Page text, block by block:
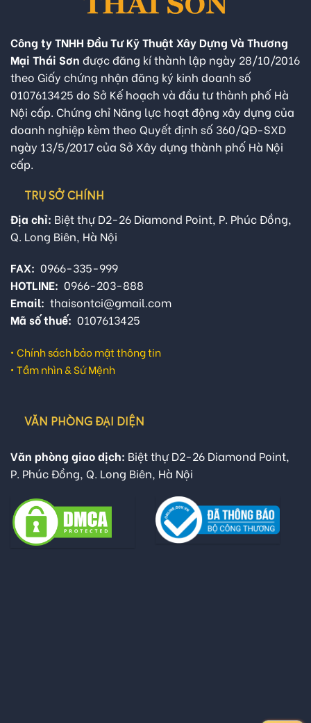
Công ty TNHH Đầu Tư Kỹ Thuật Xây Dựng Và Thương
Mại Thái Sơn được đăng kí thành lập ngày 28/10/2016
theo Giấy chứng nhận đăng ký kinh doanh số
0107613425 do Sở Kế hoạch và đầu tư thành phố Hà
Nội cấp. Chứng chỉ Năng lực hoạt động xây dựng của
doanh nghiệp kèm theo Quyết định số 360/QĐ-SXD
ngày 13/5/2017 của Sở Xây dựng thành phố Hà Nội
cấp.
TRỤ SỞ CHÍNH
Địa chỉ: Biệt thự D2-26 Diamond Point, P. Phúc Đồng,
Q. Long Biên, Hà Nội
FAX: 0966-335-999
HOTLINE: 0966-203-888
Email: thaisontci@gmail.com
Mã số thuế: 0107613425
• Chính sách bảo mật thông tin
• Tầm nhìn & Sứ Mệnh
VĂN PHÒNG ĐẠI DIỆN
Văn phòng giao dịch: Biệt thự D2-26 Diamond Point,
P. Phúc Đồng, Q. Long Biên, Hà Nội